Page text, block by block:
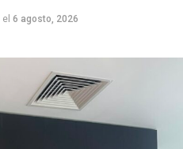
el 6 agosto, 2026